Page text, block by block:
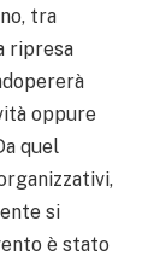
tra
ripresa
oppure
quel
si
è stato